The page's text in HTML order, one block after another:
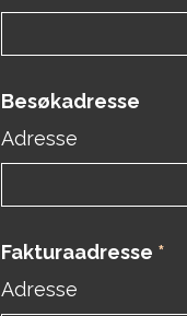
Besøkadresse
Adresse
Fakturaadresse *
Adresse